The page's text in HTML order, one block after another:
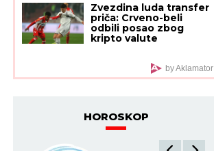
progovorila o dečku i
šokirala komentarom o
Seki Aleksić (VIDEO)
Zvezdina luda transfer
priča: Crveno-beli
odbili posao zbog
kripto valute
by Aklamator
HOROSKOP